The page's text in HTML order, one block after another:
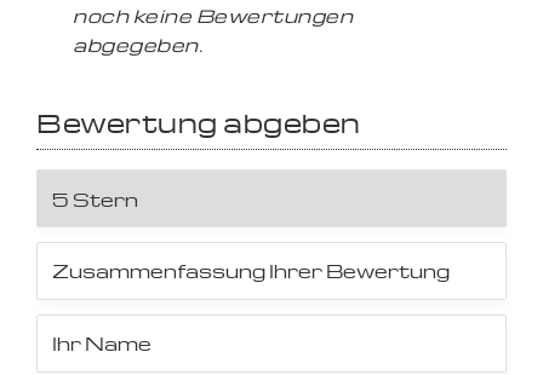
noch keine Bewertungen
abgegeben.
Bewertung abgeben